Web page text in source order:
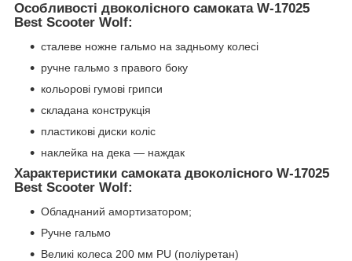
Особливості двоколісного самоката W-17025
Best Scooter Wolf:
сталеве ножне гальмо на задньому колесі
ручне гальмо з правого боку
кольорові гумові грипси
складана конструкція
пластикові диски коліс
наклейка на дека — наждак
Характеристики самоката двоколісного W-17025
Best Scooter Wolf:
Обладнаний амортизатором;
Ручне гальмо
Великі колеса 200 мм PU (поліуретан)